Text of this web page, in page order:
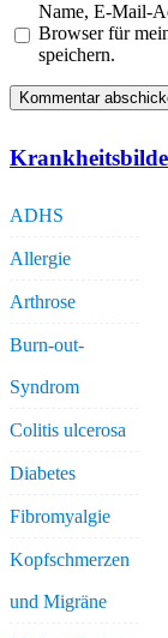
Name, E-Mail-
Browser für
speichern.
ADHS
Allergie
Arthrose
Burn-out-
Syndrom
Colitis ulcerosa
Diabetes
Fibromyalgie
Kopfschmerzen
und Migräne